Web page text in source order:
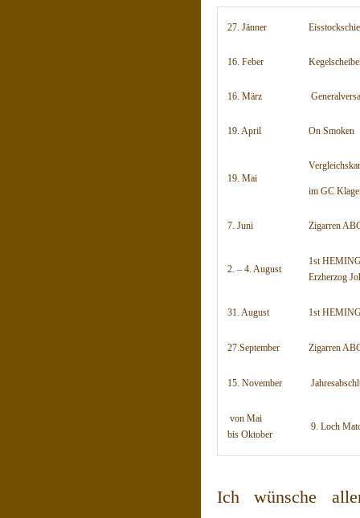
27. Jänner
16. Feber
16. März
19. April On Smoken
19. Mai
im GC
7. Juni Zigarren
2. – 4. August
1st
Erzherzog
31. August 1st
27.September Zigarren
15. November
von Mai
bis Oktober
9. Loch
Ich wünsche